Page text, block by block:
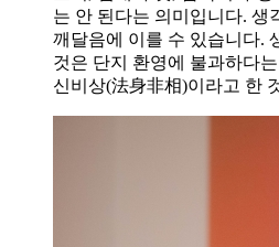
는 안 된다는 의미입니다. 생
깨달음에 이를 수 있습니다.
것은 단지 환영에 불과하다
신비상(法身非相)이라고 한